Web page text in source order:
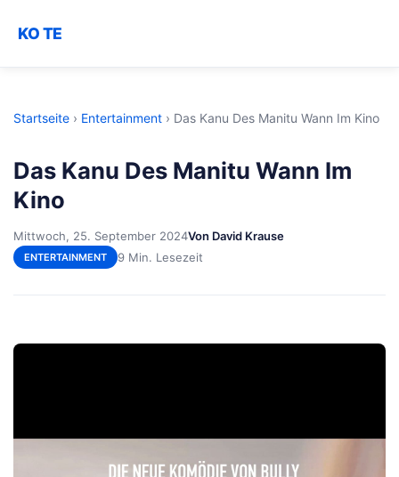
KO TE
Startseite › Entertainment › Das Kanu Des Manitu Wann Im Kino
Das Kanu Des Manitu Wann Im
Kino
Mittwoch, 25. September 2024Von David Krause
ENTERTAINMENT 9 Min. Lesezeit